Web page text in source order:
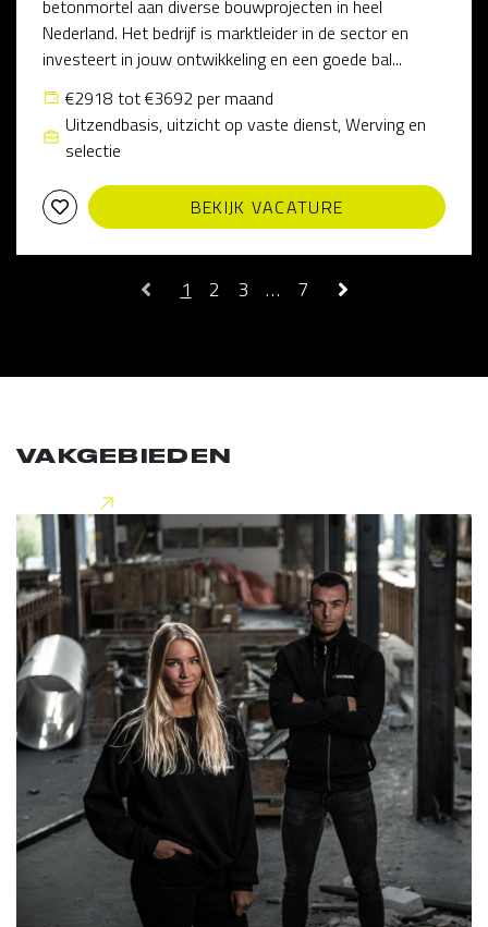
betonmortel aan diverse bouwprojecten in heel
Nederland. Het bedrijf is marktleider in de sector en
investeert in jouw ontwikkeling en een goede bal...
€2918 tot €3692 per maand
Uitzendbasis, uitzicht op vaste dienst, Werving en
selectie
BEKIJK VACATURE
1 2 3 … 7
VAKGEBIEDEN